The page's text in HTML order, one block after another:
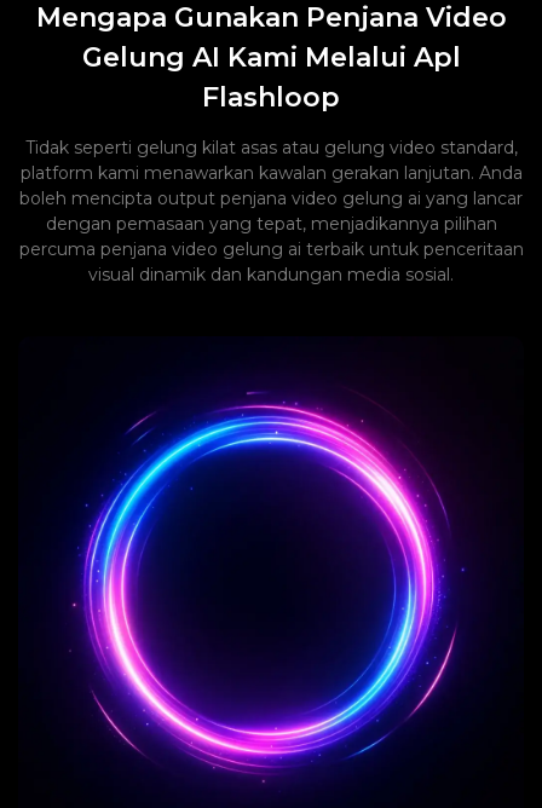
Mengapa Gunakan Penjana Video
Gelung AI Kami Melalui Apl
Flashloop
Tidak seperti gelung kilat asas atau gelung video standard,
platform kami menawarkan kawalan gerakan lanjutan. Anda
boleh mencipta output penjana video gelung ai yang lancar
dengan pemasaan yang tepat, menjadikannya pilihan
percuma penjana video gelung ai terbaik untuk penceritaan
visual dinamik dan kandungan media sosial.